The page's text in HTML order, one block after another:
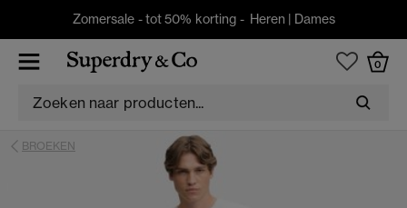
Zomersale - tot 50% korting - Heren | Dames
0
BROEKEN